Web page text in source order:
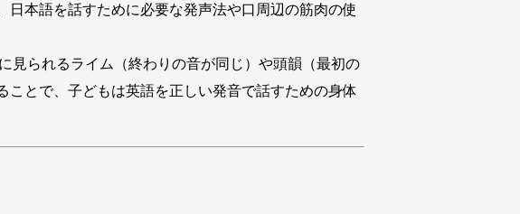
本語を話すために必要な発声法や口周辺の筋肉の使
見られるライム（終わりの音が同じ）や頭韻（最初の
とで、子どもは英語を正しい発音で話すための身体